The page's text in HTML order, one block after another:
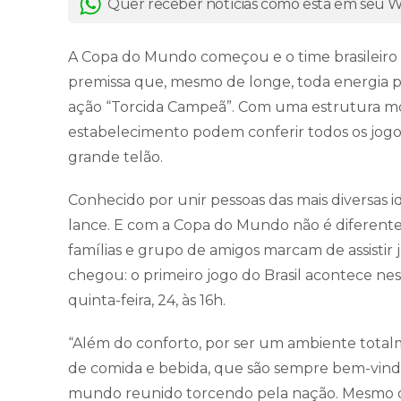
Quer receber notícias como esta em seu
A Copa do Mundo começou e o time
premissa que, mesmo de longe, toda energia
ação “Torcida Campeã”. Com uma estrutura
estabelecimento podem conferir todos os
grande telão.
Conhecido por unir pessoas das mais
lance. E com a Copa do Mundo não é
famílias e grupo de amigos marcam de
chegou: o primeiro jogo do Brasil acontece
quinta-feira, 24, às 16h.
“Além do conforto, por ser um ambiente
de comida e bebida, que são sempre bem-
mundo reunido torcendo pela nação.